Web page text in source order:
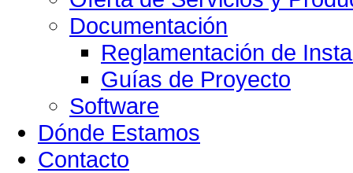
Documentación
Reglamentación de
Guías de Proyecto
Software
Dónde Estamos
Contacto